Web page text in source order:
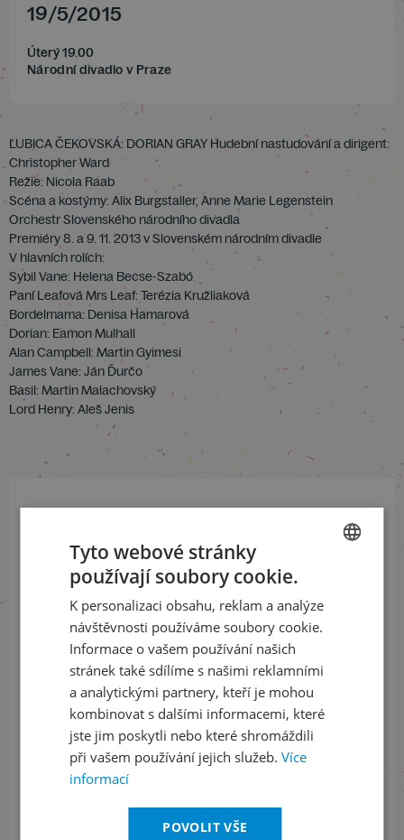
19/5/2015
Úterý 19.00
Národní divadlo v Praze
ĽUBICA ČEKOVSKÁ: DORIAN GRAY Hudební nastudování a dirigent:
Christopher Ward
Režie: Nicola Raab
Scéna a kostýmy: Alix Burgstaller, Anne Marie Legenstein
Orchestr Slovenského národního divadla
Premiéry 8. a 9. 11. 2013 v Slovenském národním divadle
V hlavních rolích:
Sybil Vane: Helena Becse-Szabó
Paní Leafová Mrs Leaf: Terézia Kružliaková
Bordelmama: Denisa Hamarová
Dorian: Eamon Mulhall
Alan Campbell: Martin Gyimesi
James Vane: Ján Ďurčo
Basil: Martin Malachovský
Lord Henry: Aleš Jenis
a buďte jako první v obraze
ODEBÍRAT NEWSLETTER
Sledujte nás na sociálních sítích
LinkedInflickr
Informace o stavu objednávek
ENGLISH
Tyto webové stránky
používají soubory cookie.
K personalizaci obsahu, reklam a analýze
návštěvnosti používáme soubory cookie.
Informace o vašem používání našich
stránek také sdílíme s našimi reklamními
a analytickými partnery, kteří je mohou
kombinovat s dalšími informacemi, které
jste jim poskytli nebo které shromáždili
při vašem používání jejich služeb. Více
informací
POVOLIT VŠE